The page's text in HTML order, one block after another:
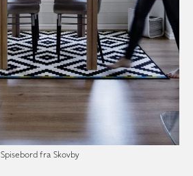
Spisebord fra Skovby